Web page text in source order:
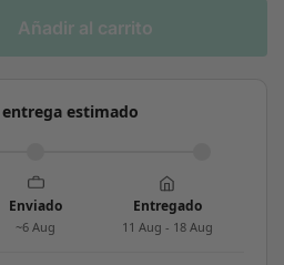
Añadir al carrito
entrega estimado
Enviado
~6 Aug
Entregado
11 Aug - 18 Aug